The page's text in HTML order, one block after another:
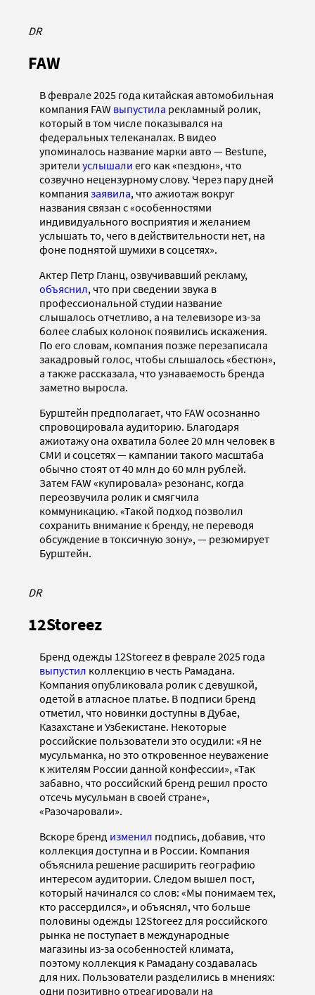
DR
FAW
В феврале 2025 года китайская автомобильная
компания FAW выпустила рекламный ролик,
который в том числе показывался на
федеральных телеканалах. В видео
упоминалось название марки авто — Bestune,
зрители услышали его как «пездюн», что
созвучно нецензурному слову. Через пару дней
компания заявила, что ажиотаж вокруг
названия связан с «особенностями
индивидуального восприятия и желанием
услышать то, чего в действительности нет, на
фоне поднятой шумихи в соцсетях».
Актер Петр Гланц, озвучивавший рекламу,
объяснил, что при сведении звука в
профессиональной студии название
слышалось отчетливо, а на телевизоре из-за
более слабых колонок появились искажения.
По его словам, компания позже перезаписала
закадровый голос, чтобы слышалось «бестюн»,
а также рассказала, что узнаваемость бренда
заметно выросла.
Бурштейн предполагает, что FAW осознанно
спровоцировала аудиторию. Благодаря
ажиотажу она охватила более 20 млн человек в
СМИ и соцсетях — кампании такого масштаба
обычно стоят от 40 млн до 60 млн рублей.
Затем FAW «купировала» резонанс, когда
переозвучила ролик и смягчила
коммуникацию. «Такой подход позволил
сохранить внимание к бренду, не переводя
обсуждение в токсичную зону», — резюмирует
Бурштейн.
DR
12Storeez
Бренд одежды 12Storeez в феврале 2025 года
выпустил коллекцию в честь Рамадана.
Компания опубликовала ролик с девушкой,
одетой в атласное платье. В подписи бренд
отметил, что новинки доступны в Дубае,
Казахстане и Узбекистане. Некоторые
российские пользователи это осудили: «Я не
мусульманка, но это откровенное неуважение
к жителям России данной конфессии», «Так
забавно, что российский бренд решил просто
отсечь мусульман в своей стране»,
«Разочаровали».
Вскоре бренд изменил подпись, добавив, что
коллекция доступна и в России. Компания
объяснила решение расширить географию
интересом аудитории. Следом вышел пост,
который начинался со слов: «Мы понимаем тех,
кто рассердился», и объяснял, что больше
половины одежды 12Storeez для российского
рынка не поступает в международные
магазины из-за особенностей климата,
поэтому коллекция к Рамадану создавалась
для них. Пользователи разделились в мнениях:
одни позитивно отреагировали на